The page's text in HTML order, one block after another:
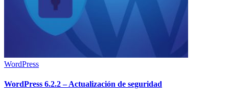
WordPress
WordPress 6.2.2 – Actualización de seguridad